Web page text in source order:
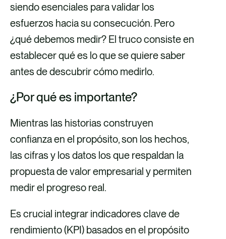
Personas (alianzas).
siendo esenciales para validar los
esfuerzos hacia su consecución. Pero
¿qué debemos medir? El truco consiste en
establecer qué es lo que se quiere saber
antes de descubrir cómo medirlo.
¿Por qué es importante?
Mientras las historias construyen
confianza en el propósito, son los hechos,
las cifras y los datos los que respaldan la
propuesta de valor empresarial y permiten
medir el progreso real.
Es crucial integrar indicadores clave de
rendimiento (KPI) basados en el propósito